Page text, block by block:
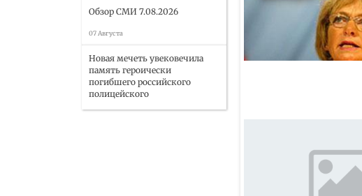
Обзор СМИ 7.08.2026
07 Августа
Новая мечеть увековечила
память героически
погибшего российского
полицейского